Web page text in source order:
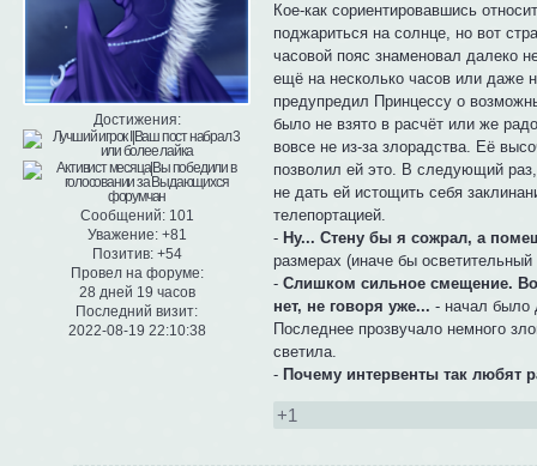
Достижения:
Сообщений:101
Уважение: +81
Позитив: +54
Провел на форуме:
28 дней 19 часов
Последний визит:
2022-08-19 22:10:38
Кое-как сориентировавшись
поджариться на солнце, но вот
часовой пояс знаменовал далеко
ещё на несколько часов или даже
предупредил Принцессу о
было не взято в расчёт или же
вовсе не из-за злорадства. Её
позволил ей это. В следующий
не дать ей истощить себя
телепортацией.
- Ну... Стену бы я сожрал, а
размерах (иначе бы
- Слишком сильное смещение.
нет, не говоря уже... - начал было
Последнее прозвучало немного
светила.
- Почему интервенты так любят
+1